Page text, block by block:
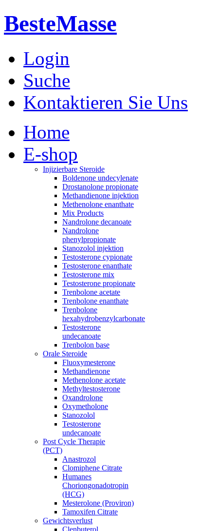
BesteMasse
Login
Suche
Kontaktieren Sie Uns
Home
E-shop
Injizierbare Steroide
Boldenone undecylenate
Drostanolone propionate
Methandienone injektion
Methenolone enanthate
Mix Products
Nandrolone decanoate
Nandrolone
phenylpropionate
Stanozolol injektion
Testosterone cypionate
Testosterone enanthate
Testosterone mix
Testosterone propionate
Trenbolone acetate
Trenbolone enanthate
Trenbolone
hexahydrobenzylcarbonate
Testosterone
undecanoate
Trenbolon base
Orale Steroide
Fluoxymesterone
Methandienone
Methenolone acetate
Methyltestosterone
Oxandrolone
Oxymetholone
Stanozolol
Testosterone
undecanoate
Post Cycle Therapie
(PCT)
Anastrozol
Clomiphene Citrate
Humanes
Choriongonadotropin
(HCG)
Mesterolone (Proviron)
Tamoxifen Citrate
Gewichtsverlust
Clenbuterol